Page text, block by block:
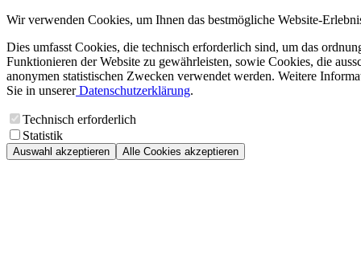
Wir verwenden Cookies, um Ihnen das bestmögliche Website-
Dies umfasst Cookies, die technisch erforderlich sind, um das
Funktionieren der Website zu gewährleisten, sowie Cookies, die
anonymen statistischen Zwecken verwendet werden. Weitere
Sie in unsererDatenschutzerklärung.
Technisch erforderlich
Statistik
Auswahl akzeptieren Alle Cookies akzeptieren